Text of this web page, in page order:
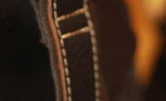
Chế tác đồ da
CLUTCH
KHUYẾN MÃI
ĐỒ DA CÁ SẤU